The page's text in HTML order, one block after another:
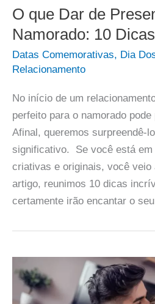
O que Dar de
Namorado: 10 Dicas
Datas Comemorativas, Dia
Relacionamento
No início de um
perfeito para o namorado
Afinal, queremos surpreendê-
significativo. Se você está em
criativas e originais, você veio
artigo, reunimos 10 dicas
certamente irão encantar o